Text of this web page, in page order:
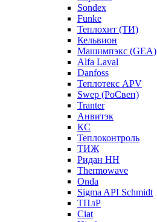
Sondex
Funke
Теплохит (ТИ)
Кельвион
Машимпэкс (GEA)
Alfa Laval
Danfoss
Теплотекс APV
Swep (РоСвеп)
Tranter
Анвитэк
КС
Теплоконтроль
ТИЖ
Ридан НН
Thermowave
Onda
Sigma API Schmidt
ТПлР
Ciat